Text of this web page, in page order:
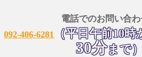
電話でのお問い合
092-406-6281
（平日午前10時
30分まで）